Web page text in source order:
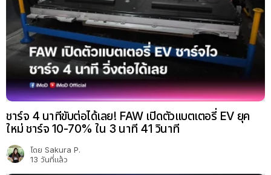
ชาร์จ 4 นาทีขับต่อได้เลย! FAW เปิดตัวแบตเตอรี่ EV ยุค
ใหม่ ชาร์จ 10-70% ใน 3 นาที 41 วินาที
โดย Sakura P.
13 วันที่แล้ว